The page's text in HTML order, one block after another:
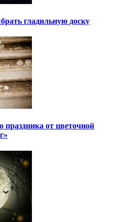
гладильную доску
праздника от цветочной